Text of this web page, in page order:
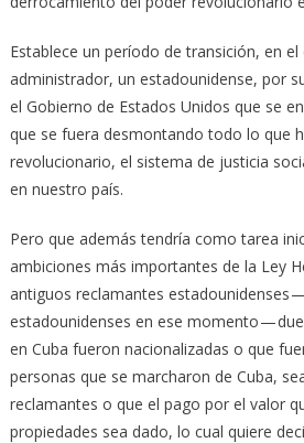
Establece un período de transición, en el
administrador, un estadounidense, por
el Gobierno de Estados Unidos que se
que se fuera desmontando todo lo que
revolucionario, el sistema de justicia
en nuestro país.
Pero que además tendría como tarea
ambiciones más importantes de la Ley
antiguos reclamantes estadounidenses
estadounidenses en ese momento —
en Cuba fueron nacionalizadas o que
personas que se marcharon de Cuba,
reclamantes o que el pago por el valor
propiedades sea dado, lo cual quiere